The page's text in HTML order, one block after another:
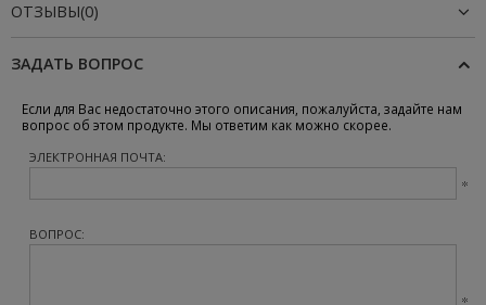
ОТЗЫВЫ(0)
ЗАДАТЬ ВОПРОС
Если для Вас недостаточно этого описания, пожалуйста, задайте нам
вопрос об этом продукте. Мы ответим как можно скорее.
ЭЛЕКТРОННАЯ ПОЧТА:
ВОПРОС: